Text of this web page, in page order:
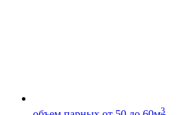
3